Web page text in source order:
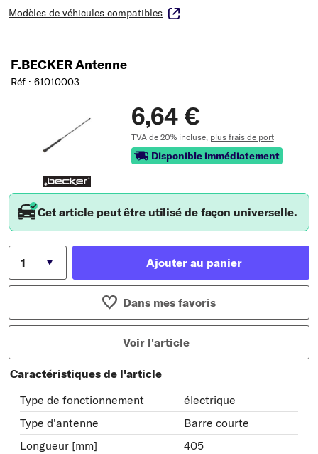
Modèles de véhicules compatibles
F.BECKER Antenne
Réf : 61010003
6,64 €
TVA de 20% incluse, plus frais de port
Disponible immédiatement
Cet article peut être utilisé de façon universelle.
Ajouter au panier
Dans mes favoris
Voir l'article
Caractéristiques de l'article
Type de fonctionnement
électrique
Type d'antenne
Barre courte
Longueur [mm]
405